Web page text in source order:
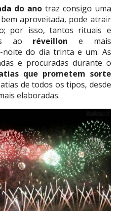
do anotraz consigo uma
aproveitada, pode atrair
por isso, tantos rituais e
ao réveillon e mais
noite do dia trinta e um. As
e procuradas durante o
que prometem sorte
de todos os tipos, desde
elaboradas.